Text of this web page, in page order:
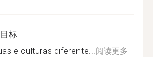
标
e culturas diferente... 阅读更多